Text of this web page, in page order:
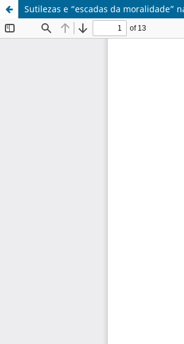
Sutilezas e “escadas da moralidade”